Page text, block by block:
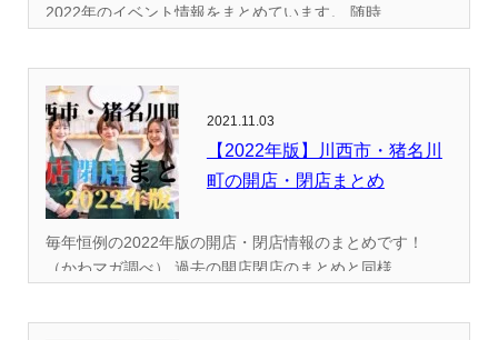
2022年のイベント情報をまとめています。 随時...
2021.11.03
【2022年版】川西市・猪名川
町の開店・閉店まとめ
毎年恒例の2022年版の開店・閉店情報のまとめです！
（かわマガ調べ） 過去の開店閉店のまとめと同様...